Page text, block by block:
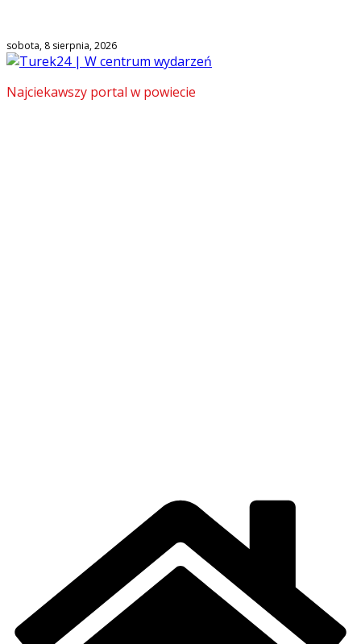
sobota, 8 sierpnia, 2026
Najciekawszy portal w powiecie